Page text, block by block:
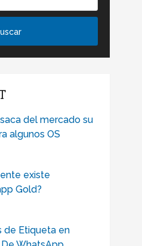
del mercado su
algunos OS
existe
Gold?
de Etiqueta en